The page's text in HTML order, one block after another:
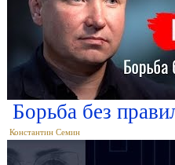
Борьба без
Константин Семин